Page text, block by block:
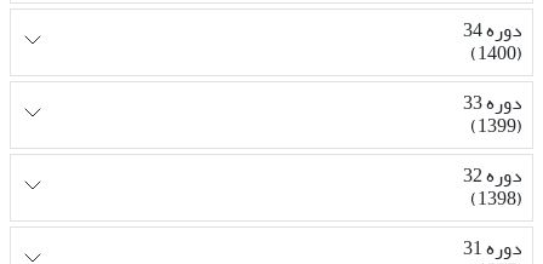
دوره 34
(1400)
دوره 33
(1399)
دوره 32
(1398)
دوره 31